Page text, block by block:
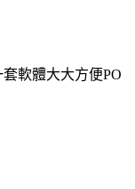
軟體大大方便PO